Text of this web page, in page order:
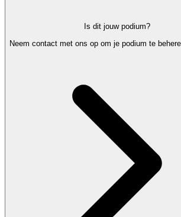
Is dit jouw podium?
Neem contact met ons op om je podium te